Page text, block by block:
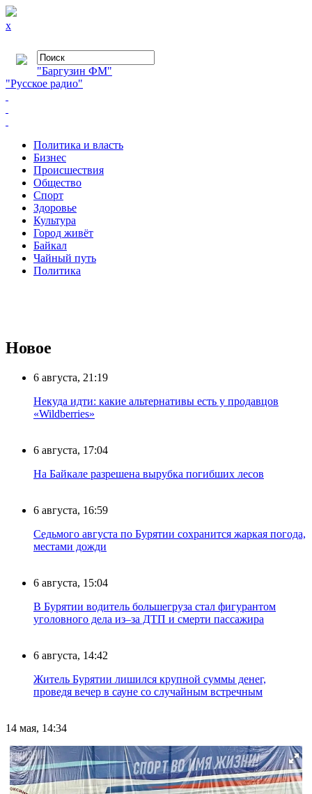
x
"Баргузин ФМ"
"Русское радио"
Политика и власть
Бизнес
Происшествия
Общество
Cпорт
Здоровье
Культура
Город живёт
Байкал
Чайный путь
Политика
Новое
6 августа, 21:19
Некуда идти: какие альтернативы есть у продавцов
«Wildberries»
6 августа, 17:04
На Байкале разрешена вырубка погибших лесов
6 августа, 16:59
Седьмого августа по Бурятии сохранится жаркая погода,
местами дожди
6 августа, 15:04
В Бурятии водитель большегруза стал фигурантом
уголовного дела из–за ДТП и смерти пассажира
6 августа, 14:42
Житель Бурятии лишился крупной суммы денег,
проведя вечер в сауне со случайным встречным
14 мая, 14:34